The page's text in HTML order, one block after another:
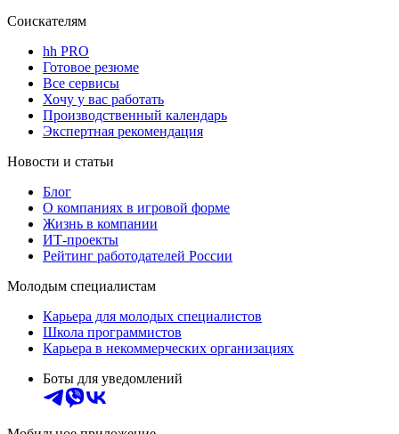
Соискателям
hh PRO
Готовое резюме
Все сервисы
Хочу у вас работать
Производственный календарь
Экспертная рекомендация
Новости и статьи
Блог
О компаниях в игровой форме
Жизнь в компании
ИТ-проекты
Рейтинг работодателей России
Молодым специалистам
Карьера для молодых специалистов
Школа программистов
Карьера в некоммерческих организациях
Боты для уведомлений